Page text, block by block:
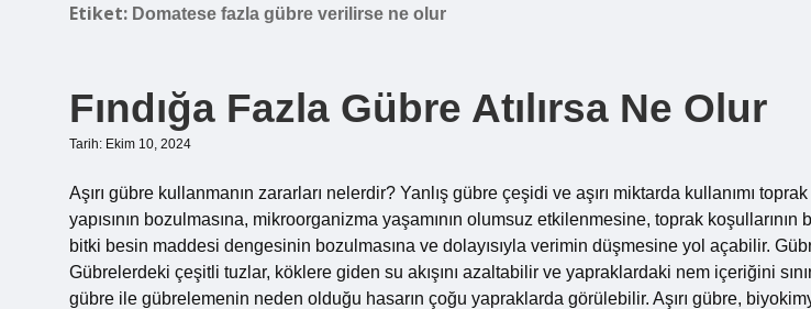
Etiket: Domatese fazla gübre verilirse ne olur
Fındığa Fazla Gübre Atılırsa Ne Olur
Tarih: Ekim 10, 2024
Aşırı gübre kullanmanın zararları nelerdir? Yanlış gübre çeşidi ve aşırı miktarda kullanımı toprak
yapısının bozulmasına, mikroorganizma yaşamının olumsuz etkilenmesine, toprak koşullarının
bitki besin maddesi dengesinin bozulmasına ve dolayısıyla verimin düşmesine yol açabilir.
Gübrelerdeki çeşitli tuzlar, köklere giden su akışını azaltabilir ve yapraklardaki nem içeriğini
gübre ile gübrelemenin neden olduğu hasarın çoğu yapraklarda görülebilir. Aşırı gübre,